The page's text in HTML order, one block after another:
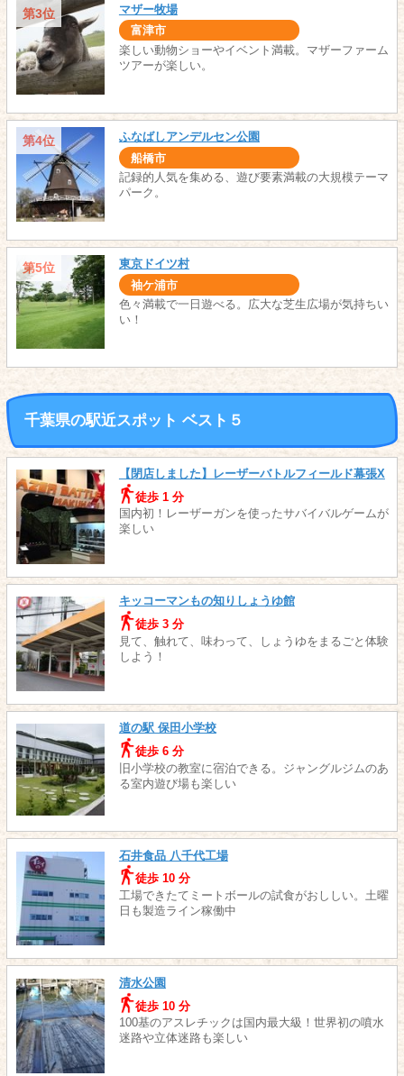
第3位 マザー牧場
富津市
楽しい動物ショーやイベント満載。マザーファーム
ツアーが楽しい。
第4位 ふなばしアンデルセン公園
船橋市
記録的人気を集める、遊び要素満載の大規模テーマ
パーク。
第5位 東京ドイツ村
袖ケ浦市
色々満載で一日遊べる。広大な芝生広場が気持ちい
い！
千葉県の駅近スポット ベスト５
【閉店しました】レーザーバトルフィールド幕張X
徒歩 1 分
国内初！レーザーガンを使ったサバイバルゲームが
楽しい
キッコーマンもの知りしょうゆ館
徒歩 3 分
見て、触れて、味わって、しょうゆをまるごと体験
しよう！
道の駅 保田小学校
徒歩 6 分
旧小学校の教室に宿泊できる。ジャングルジムのあ
る室内遊び場も楽しい
石井食品 八千代工場
徒歩 10 分
工場できたてミートボールの試食がおししい。土曜
日も製造ライン稼働中
清水公園
徒歩 10 分
100基のアスレチックは国内最大級！世界初の噴水
迷路や立体迷路も楽しい